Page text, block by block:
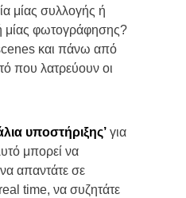
μίας συλλογής ή
μίας φωτογράφησης?
και πάνω από
που λατρεύουν οι
υποστήριξης’ για
μπορεί να
να απαντάτε σε
time, να συζητάτε